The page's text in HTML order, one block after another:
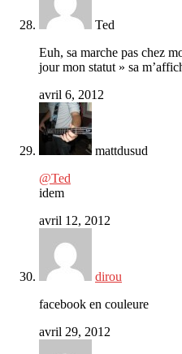
Ted
Euh, sa marche pas chez
jour mon statut » sa
avril 6, 2012
mattdusud
@Ted
idem
avril 12, 2012
dirou
facebook en couleure
avril 29, 2012